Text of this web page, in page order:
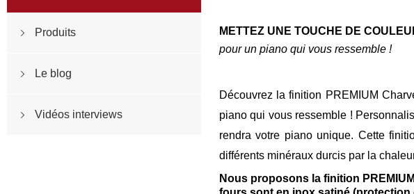
Produits
Le blog
Vidéos interviews
METTEZ UNE TOUCHE DE
pour un piano qui vous ressemble !
Découvrez la finition PREMIUM
piano qui vous ressemble !
rendra votre piano unique. Cette
différents minéraux durcis par la
Nous proposons la finition